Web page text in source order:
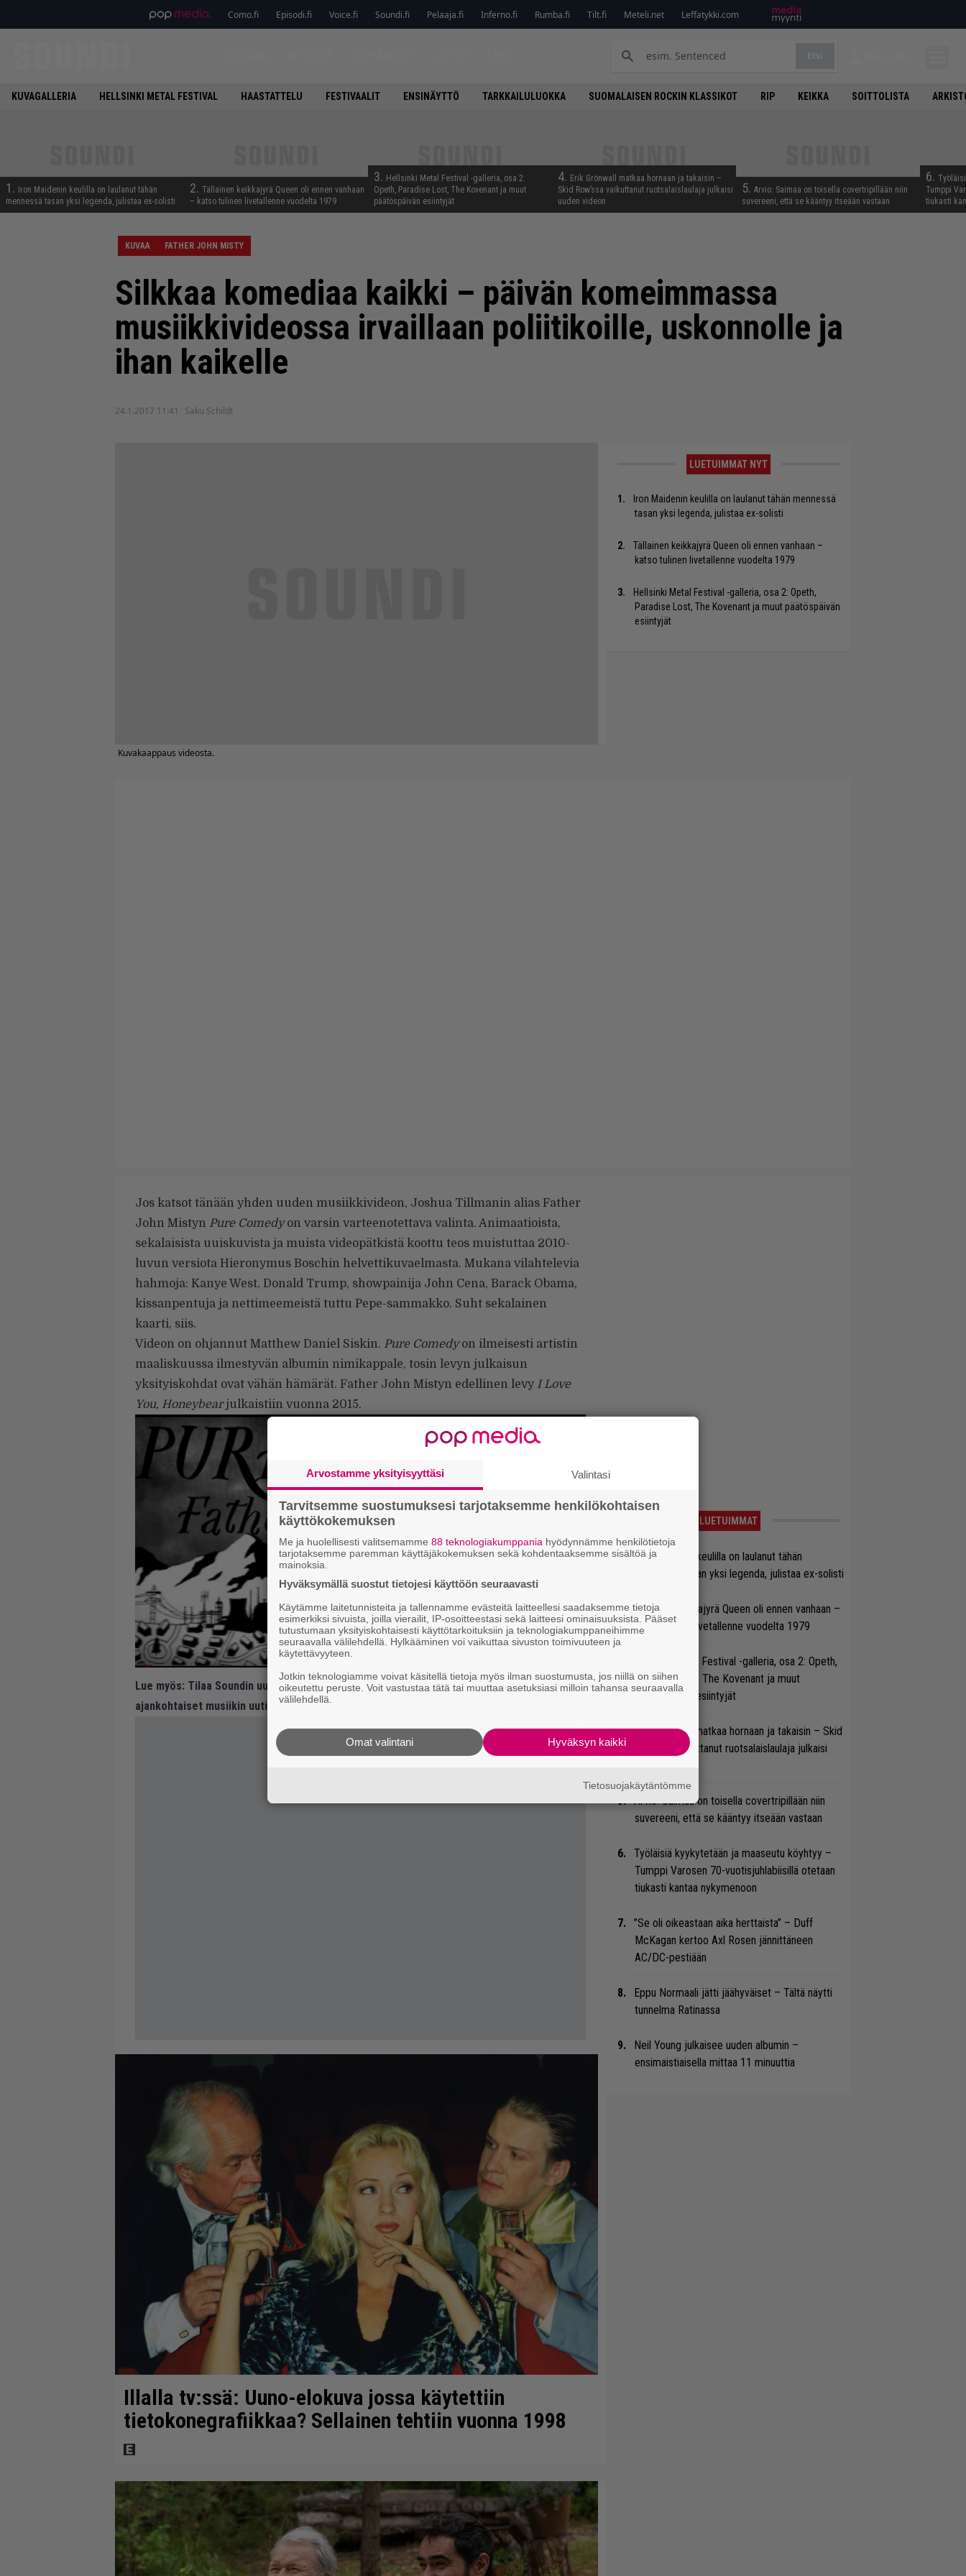
Como.fi Episodi.fi Voice.fi Soundi.fi Pelaaja.fi Inferno.fi Rumba.fi Tilt.fi Meteli.net Leffatykki.com
KUVAGALLERIA HELLSINKI METAL FESTIVAL HAASTATTELU FESTIVAALIT ENSINÄYTTÖ TARKKAILULUOKKA SUOMALAISEN ROCKIN KLASSIKOT RIP KEIKKA SOITTOLISTA
1.
Iron Maidenin keulilla on laulanut tähän
mennessä tasan yksi legenda, julistaa ex-solisti
2. Tällainen keikkajyrä Queen oli ennen vanhaan
– katso tulinen livetallenne vuodelta 1979
3. Hellsinki Metal Festival -galleria, osa 2:
Opeth, Paradise Lost, The Kovenant ja muut
päätöspäivän esiintyjät
4. Erik Grönwall matkaa hornaan ja takaisin –
Skid Row’ssa vaikuttanut ruotsalaislaulaja julkaisi
uuden videon
5. Arvio: Saimaa on toisella covertripillään niin
suvereeni, että se kääntyy itseään vastaan
6.
Tumppi
tiukasti
KUVAA FATHER JOHN MISTY
Silkkaa komediaa kaikki – päivän komeimmassa
musiikkivideossa irvaillaan poliitikoille, uskonnolle ja
ihan kaikelle
24.1.2017 11:41 Saku Schildt
Kuvakaappaus videosta.
LUETUIMMAT NYT
Iron Maidenin keulilla on laulanut tähän mennessä
tasan yksi legenda, julistaa ex-solisti
Tällainen keikkajyrä Queen oli ennen vanhaan –
katso tulinen livetallenne vuodelta 1979
Hellsinki Metal Festival -galleria, osa 2: Opeth,
Paradise Lost, The Kovenant ja muut päätöspäivän
esiintyjät
Jos katsot tänään yhden uuden musiikkivideon, Joshua Tillmanin alias Father
John Mistyn Pure Comedyon varsin varteenotettava valinta. Animaatioista,
sekalaisista uuiskuvista ja muista videopätkistä koottu teos muistuttaa 2010-
luvun versiota Hieronymus Boschin helvettikuvaelmasta. Mukana vilahtelevia
hahmoja: Kanye West, Donald Trump, showpainija John Cena, Barack Obama,
kissanpentuja ja nettimeemeistä tuttu Pepe-sammakko. Suht sekalainen
kaarti, siis.
Videon on ohjannut Matthew Daniel Siskin. Pure Comedyon ilmeisesti artistin
maaliskuussa ilmestyvän albumin nimikappale, tosin levyn julkaisun
yksityiskohdat ovat vähän hämärät. Father John Mistyn edellinen levy I Love
You, Honeybearjulkaistiin vuonna 2015.
Lue myös: Tilaa Soundin uutiskirje ja tiedät mistä kahvitauolla puhutaan! Nappaa
ajankohtaiset musiikin uutiset ja puheenaiheet suoraan sähköpostiin tästä.
Illalla tv:ssä: Uuno-elokuva jossa käytettiin
tietokonegrafiikkaa? Sellainen tehtiin vuonna 1998
LUETUIMMAT
Iron Maidenin keulilla on laulanut tähän
mennessä tasan yksi legenda, julistaa ex-solisti
Tällainen keikkajyrä Queen oli ennen vanhaan –
katso tulinen livetallenne vuodelta 1979
Hellsinki Metal Festival -galleria, osa 2: Opeth,
Paradise Lost, The Kovenant ja muut
päätöspäivän esiintyjät
Erik Grönwall matkaa hornaan ja takaisin – Skid
Row’ssa vaikuttanut ruotsalaislaulaja julkaisi
Arvio: Saimaa on toisella covertripillään niin
suvereeni, että se kääntyy itseään vastaan
Työläisiä kyykytetään ja maaseutu köyhtyy –
Tumppi Varosen 70-vuotisjuhlabiisillä otetaan
tiukasti kantaa nykymenoon
”Se oli oikeastaan aika herttaista” – Duff
McKagan kertoo Axl Rosen jännittäneen
AC/DC-pestiään
Eppu Normaali jätti jäähyväiset – Tältä näytti
tunnelma Ratinassa
Neil Young julkaisee uuden albumin –
ensimaistiaisella mittaa 11 minuuttia
Arvostamme yksityisyyttäsi Valintasi
Tarvitsemme suostumuksesi tarjotaksemme henkilökohtaisen
käyttökokemuksen
Me ja huolellisesti valitsemamme 88 teknologiakumppania hyödynnämme henkilötietoja
tarjotaksemme paremman käyttäjäkokemuksen sekä kohdentaaksemme sisältöä ja
mainoksia.
Hyväksymällä suostut tietojesi käyttöön seuraavasti
Käytämme laitetunnisteita ja tallennamme evästeitä laitteellesi saadaksemme tietoja
esimerkiksi sivuista, joilla vierailit, IP-osoitteestasi sekä laitteesi ominaisuuksista. Pääset
tutustumaan yksityiskohtaisesti käyttötarkoituksiin ja teknologiakumppaneihimme
seuraavalla välilehdellä. Hylkääminen voi vaikuttaa sivuston toimivuuteen ja
käytettävyyteen.
Jotkin teknologiamme voivat käsitellä tietoja myös ilman suostumusta, jos niillä on siihen
oikeutettu peruste. Voit vastustaa tätä tai muuttaa asetuksiasi milloin tahansa seuraavalla
välilehdellä.
Hyväksyn kaikki
Omat valintani
Tietosuojakäytäntömme